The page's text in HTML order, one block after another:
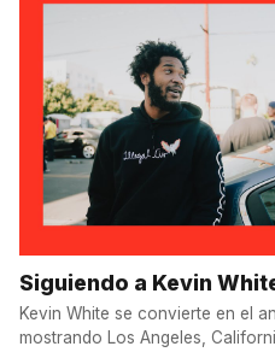
Siguiendo a Kevin
Kevin White se convierte en el
mostrando Los Angeles,